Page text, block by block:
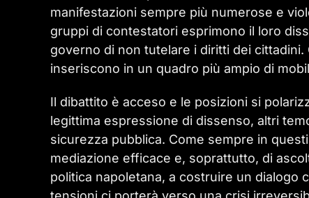
manifestazioni sempre più numerose e
gruppi di contestatori esprimono il loro
governo di non tutelare i diritti dei
inseriscono in un quadro più ampio di
Il dibattito è acceso e le posizioni si
legittima espressione di dissenso, altri
sicurezza pubblica. Come sempre in
mediazione efficace e, soprattutto, di
politica napoletana, a costruire un dialogo